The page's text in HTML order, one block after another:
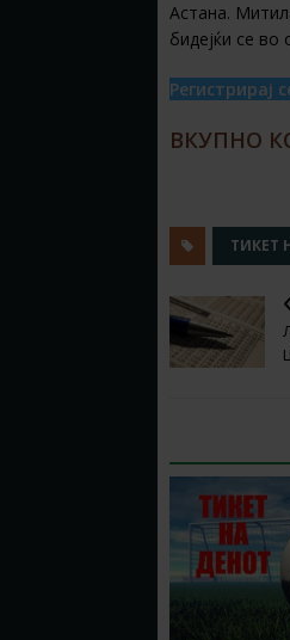
Астана.
бидејќи се
Регистрирај
ВКУПНО
ТИКЕТ